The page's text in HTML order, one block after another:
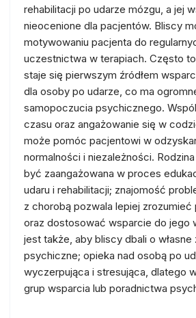
rehabilitacji po udarze mózgu, a jej
nieocenione dla pacjentów. Bliscy
motywowaniu pacjenta do
uczestnictwa w terapiach. Często to
staje się pierwszym źródłem
dla osoby po udarze, co ma
samopoczucia psychicznego.
czasu oraz angażowanie się w
może pomóc pacjentowi w
normalności i niezależności.
być zaangażowana w proces
udaru i rehabilitacji; znajomość
z chorobą pozwala lepiej
oraz dostosować wsparcie do jego
jest także, aby bliscy dbali o własne
psychiczne; opieka nad osobą po
wyczerpująca i stresująca, dlatego
grup wsparcia lub poradnictwa